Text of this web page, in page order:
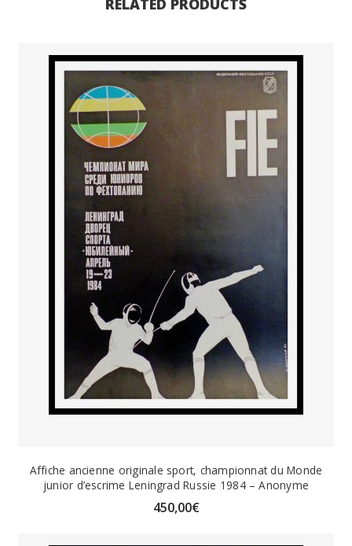
Affiche ancienne originale sport, championnat du Monde
junior d’escrime Leningrad Russie 1984 – Anonyme
450,00€